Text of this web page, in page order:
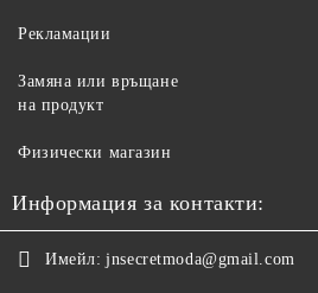
Рекламации
Замяна или връщане
на продукт
Физически магазин
Информация за контакти:
Имейл: jnsecretmoda@gmail.com